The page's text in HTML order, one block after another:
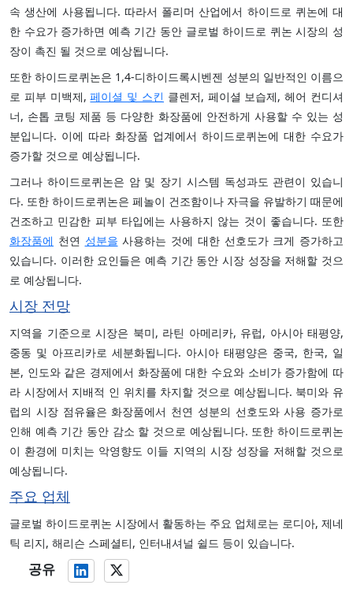
속 생산에 사용됩니다. 따라서 폴리머 산업에서 하이드로 퀴논에 대
한 수요가 증가하면 예측 기간 동안 글로벌 하이드로 퀴논 시장의 성
장이 촉진 될 것으로 예상됩니다.
또한 하이드로퀴논은 1,4-디하이드록시벤젠 성분의 일반적인 이름으
로 피부 미백제,페이셜 및 스킨 클렌저, 페이셜 보습제, 헤어 컨디셔
너, 손톱 코팅 제품 등 다양한 화장품에 안전하게 사용할 수 있는 성
분입니다. 이에 따라 화장품 업계에서 하이드로퀴논에 대한 수요가
증가할 것으로 예상됩니다.
그러나 하이드로퀴논은 암 및 장기 시스템 독성과도 관련이 있습니
다. 또한 하이드로퀴논은 페놀이 건조함이나 자극을 유발하기 때문에
건조하고 민감한 피부 타입에는 사용하지 않는 것이 좋습니다. 또한
화장품에 천연 성분을 사용하는 것에 대한 선호도가 크게 증가하고
있습니다. 이러한 요인들은 예측 기간 동안 시장 성장을 저해할 것으
로 예상됩니다.
시장 전망
지역을 기준으로 시장은 북미, 라틴 아메리카, 유럽, 아시아 태평양,
중동 및 아프리카로 세분화됩니다. 아시아 태평양은 중국, 한국, 일
본, 인도와 같은 경제에서 화장품에 대한 수요와 소비가 증가함에 따
라 시장에서 지배적 인 위치를 차지할 것으로 예상됩니다. 북미와 유
럽의 시장 점유율은 화장품에서 천연 성분의 선호도와 사용 증가로
인해 예측 기간 동안 감소 할 것으로 예상됩니다. 또한 하이드로퀴논
이 환경에 미치는 악영향도 이들 지역의 시장 성장을 저해할 것으로
예상됩니다.
주요 업체
글로벌 하이드로퀴논 시장에서 활동하는 주요 업체로는 로디아, 제네
틱 리지, 해리슨 스페셜티, 인터내셔널 쉴드 등이 있습니다.
공유